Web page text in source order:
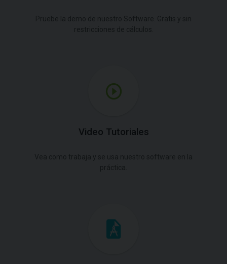
Video Tutoriales